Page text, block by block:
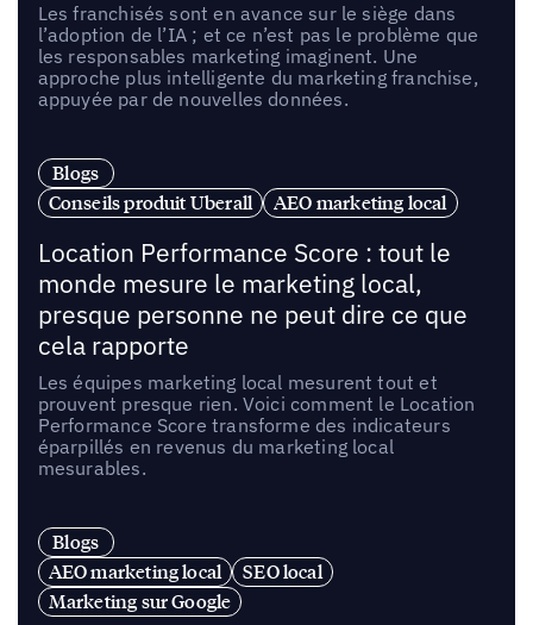
Les franchisés sont en avance sur le siège dans
l’adoption de l’IA ; et ce n’est pas le problème que
les responsables marketing imaginent. Une
approche plus intelligente du marketing franchise,
appuyée par de nouvelles données.
Blogs
Conseils produit Uberall
AEO marketing local
Location Performance Score : tout le
monde mesure le marketing local,
presque personne ne peut dire ce que
cela rapporte
Les équipes marketing local mesurent tout et
prouvent presque rien. Voici comment le Location
Performance Score transforme des indicateurs
éparpillés en revenus du marketing local
mesurables.
Blogs
AEO marketing local
SEO local
Marketing sur Google